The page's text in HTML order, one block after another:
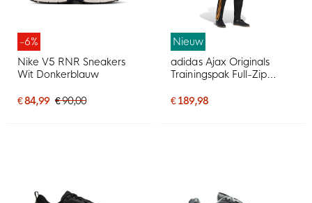
-6%
Nike V5 RNR Sneakers
Wit Donkerblauw
€ 84,99 € 90,00
Nieuw
adidas Ajax Originals
Trainingspak Full-Zip
€ 189,98